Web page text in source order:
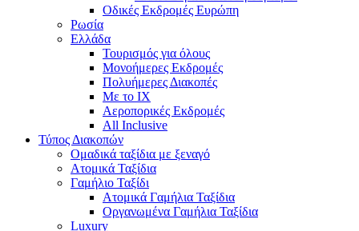
Οδικές Εκδρομές Ευρώπη
Ρωσία
Ελλάδα
Τουρισμός για όλους
Mονοήμερες Εκδρομές
Πολυήμερες Διακοπές
Με το ΙΧ
Αεροπορικές Εκδρομές
All Inclusive
Τύπος Διακοπών
Ομαδικά ταξίδια με ξεναγό
Ατομικά Ταξίδια
Γαμήλιο Ταξίδι
Ατομικά Γαμήλια Ταξίδια
Οργανωμένα Γαμήλια Ταξίδια
Luxury